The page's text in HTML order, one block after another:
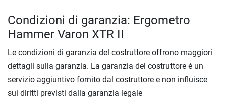
Condizioni di garanzia: Ergometro
Hammer Varon XTR II
Le condizioni di garanzia del costruttore offrono maggiori
dettagli sulla garanzia. La garanzia del costruttore è un
servizio aggiuntivo fornito dal costruttore e non influisce
sui diritti previsti dalla garanzia legale